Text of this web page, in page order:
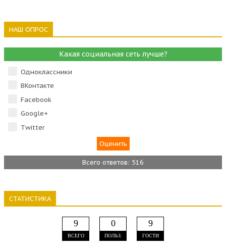
НАШ ОПРОС
Какая социальная сеть лучше?
Одноклассники
ВКонтакте
Facebook
Google+
Тwitter
Всего ответов: 516
СТАТИСТИКА
9
ВСЕГО
0
ПОЛЬЗ.
9
ГОСТИ